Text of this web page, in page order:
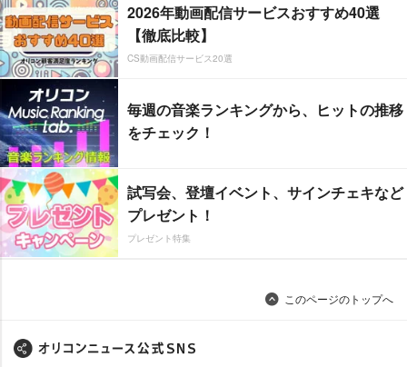
2026年動画配信サービスおすすめ40選
【徹底比較】
CS動画配信サービス20選
毎週の音楽ランキングから、ヒットの推移
をチェック！
試写会、登壇イベント、サインチェキなど
プレゼント！
プレゼント特集
このページのトップへ